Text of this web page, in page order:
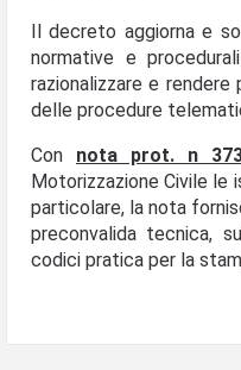
Il decreto aggiorna e
normative e
razionalizzare e
delle procedure
Con nota prot. n
Motorizzazione Civile le
particolare, la nota
preconvalida tecnica,
codici pratica per la